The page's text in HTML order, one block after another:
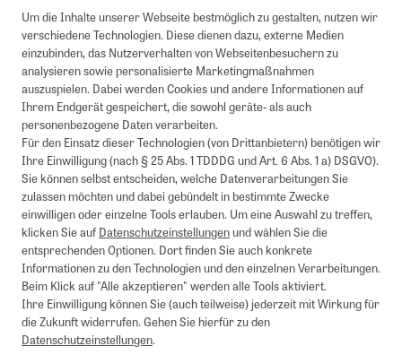
Um die Inhalte unserer Webseite bestmöglich zu gestalten, nutzen wir
verschiedene Technologien. Diese dienen dazu, externe Medien
einzubinden, das Nutzerverhalten von Webseitenbesuchern zu
analysieren sowie personalisierte Marketingmaßnahmen
auszuspielen. Dabei werden Cookies und andere Informationen auf
Ihrem Endgerät gespeichert, die sowohl geräte- als auch
personenbezogene Daten verarbeiten.
Für den Einsatz dieser Technologien (von Drittanbietern) benötigen wir
Ihre Einwilligung (nach § 25 Abs. 1 TDDDG und Art. 6 Abs. 1 a) DSGVO).
Sie können selbst entscheiden, welche Datenverarbeitungen Sie
zulassen möchten und dabei gebündelt in bestimmte Zwecke
einwilligen oder einzelne Tools erlauben. Um eine Auswahl zu treffen,
klicken Sie aufDatenschutzeinstellungenund wählen Sie die
entsprechenden Optionen. Dort finden Sie auch konkrete
Informationen zu den Technologien und den einzelnen Verarbeitungen.
Beim Klick auf "Alle akzeptieren" werden alle Tools aktiviert.
Ihre Einwilligung können Sie (auch teilweise) jederzeit mit Wirkung für
die Zukunft widerrufen. Gehen Sie hierfür zu den
Datenschutzeinstellungen.